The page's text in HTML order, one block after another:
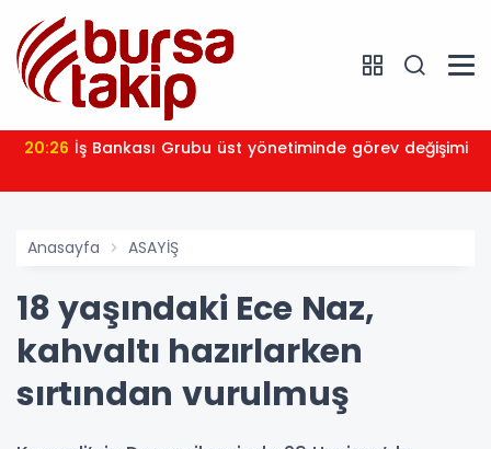
20:26 İş Bankası Grubu üst yönetiminde görev değişimi
Anasayfa ASAYİŞ
18 yaşındaki Ece Naz,
kahvaltı hazırlarken
sırtından vurulmuş